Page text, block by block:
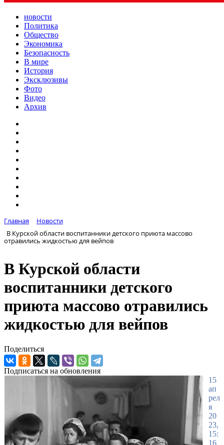
новости
Политика
Общество
Экономика
Безопасность
В мире
История
Эксклюзивы
Фото
Видео
Архив
Главная
Новости
В Курской области воспитанники детского приюта массово
отравились жидкостью для вейпов
В Курской области
воспитанники детского
приюта массово отравились
жидкостью для вейпов
Поделиться
Подписаться на обновления
15
ап
рел
я
20
23,
15:
16